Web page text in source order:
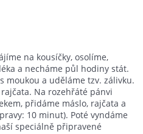
na kousíčky, osolíme,
a necháme půl hodiny stát.
moukou a uděláme tzv. zálivku.
Na rozehřáté pánvi
přidáme máslo, rajčata a
10 minut). Poté vyndáme
speciálně připravené